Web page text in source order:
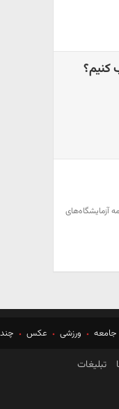
آزمایشگاه‌های
جامعه ورزشی عکس
تبلیغات